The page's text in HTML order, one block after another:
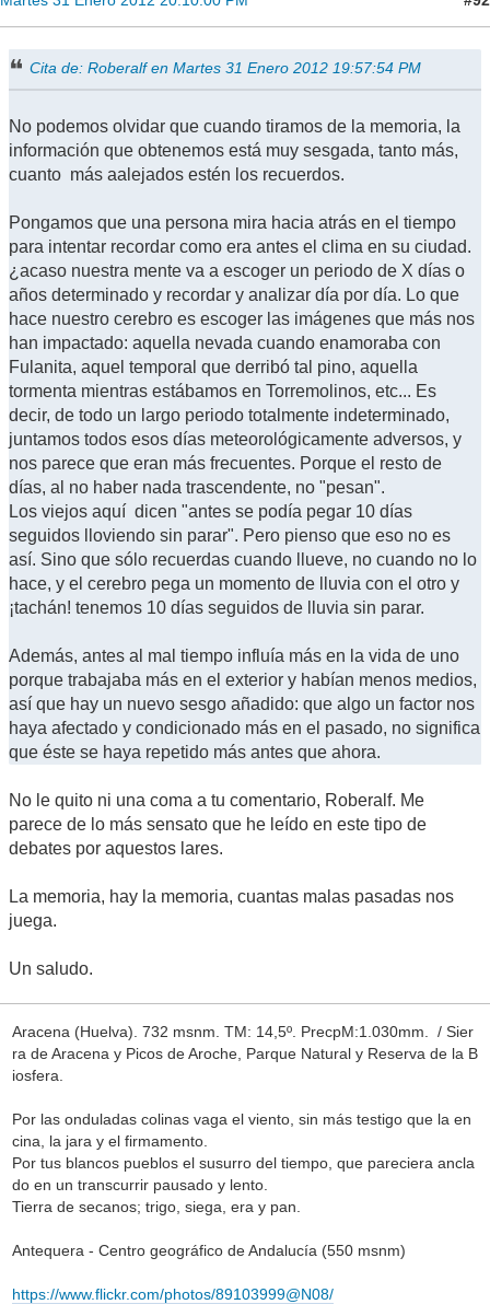
Cita de: Roberalf en Martes 31 Enero 2012 19:57:54 PM
No podemos olvidar que cuando tiramos de la memoria, la
información que obtenemos está muy sesgada, tanto más,
cuanto más aalejados estén los recuerdos.
Pongamos que una persona mira hacia atrás en el tiempo
para intentar recordar como era antes el clima en su ciudad.
¿acaso nuestra mente va a escoger un periodo de X días o
años determinado y recordar y analizar día por día. Lo que
hace nuestro cerebro es escoger las imágenes que más nos
han impactado: aquella nevada cuando enamoraba con
Fulanita, aquel temporal que derribó tal pino, aquella
tormenta mientras estábamos en Torremolinos, etc... Es
decir, de todo un largo periodo totalmente indeterminado,
juntamos todos esos días meteorológicamente adversos, y
nos parece que eran más frecuentes. Porque el resto de
días, al no haber nada trascendente, no "pesan".
Los viejos aquí dicen "antes se podía pegar 10 días
seguidos lloviendo sin parar". Pero pienso que eso no es
así. Sino que sólo recuerdas cuando llueve, no cuando no lo
hace, y el cerebro pega un momento de lluvia con el otro y
¡tachán! tenemos 10 días seguidos de lluvia sin parar.
Además, antes al mal tiempo influía más en la vida de uno
porque trabajaba más en el exterior y habían menos medios,
así que hay un nuevo sesgo añadido: que algo un factor nos
haya afectado y condicionado más en el pasado, no significa
que éste se haya repetido más antes que ahora.
No le quito ni una coma a tu comentario, Roberalf. Me
parece de lo más sensato que he leído en este tipo de
debates por aquestos lares.
La memoria, hay la memoria, cuantas malas pasadas nos
juega.
Un saludo.
Aracena (Huelva). 732 msnm. TM: 14,5º. PrecpM:1.030mm. / Sier
ra de Aracena y Picos de Aroche, Parque Natural y Reserva de la B
iosfera.
Por las onduladas colinas vaga el viento, sin más testigo que la en
cina, la jara y el firmamento.
Por tus blancos pueblos el susurro del tiempo, que pareciera ancla
do en un transcurrir pausado y lento.
Tierra de secanos; trigo, siega, era y pan.
Antequera - Centro geográfico de Andalucía (550 msnm)
https://www.flickr.com/photos/89103999@N08/